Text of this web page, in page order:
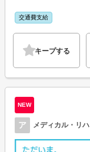
交通費支給
キープする
NEW
ア メディカル・リ